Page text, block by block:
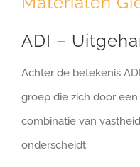
ADI –
Achter de betekenis
groep die zich door
combinatie van
onderscheidt.